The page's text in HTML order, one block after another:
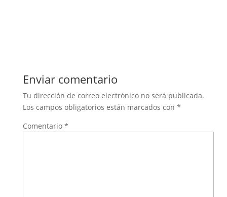
Enviar comentario
Tu dirección de correo electrónico no será publicada.
Los campos obligatorios están marcados con *
Comentario *